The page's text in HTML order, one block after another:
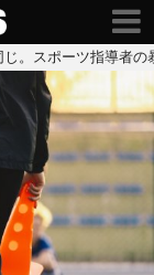
。スポーツ指導者の